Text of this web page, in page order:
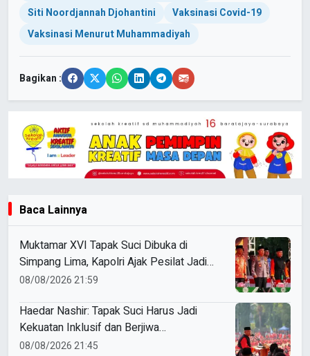
Siti Noordjannah Djohantini
Vaksinasi Covid-19
Vaksinasi Menurut Muhammadiyah
Bagikan :
Baca Lainnya
Muktamar XVI Tapak Suci Dibuka di
Simpang Lima, Kapolri Ajak Pesilat Jadi
Cooling System
08/08/2026 21:59
Haedar Nashir: Tapak Suci Harus Jadi
Kekuatan Inklusif dan Berjiwa
Kenegarawanan
08/08/2026 21:45